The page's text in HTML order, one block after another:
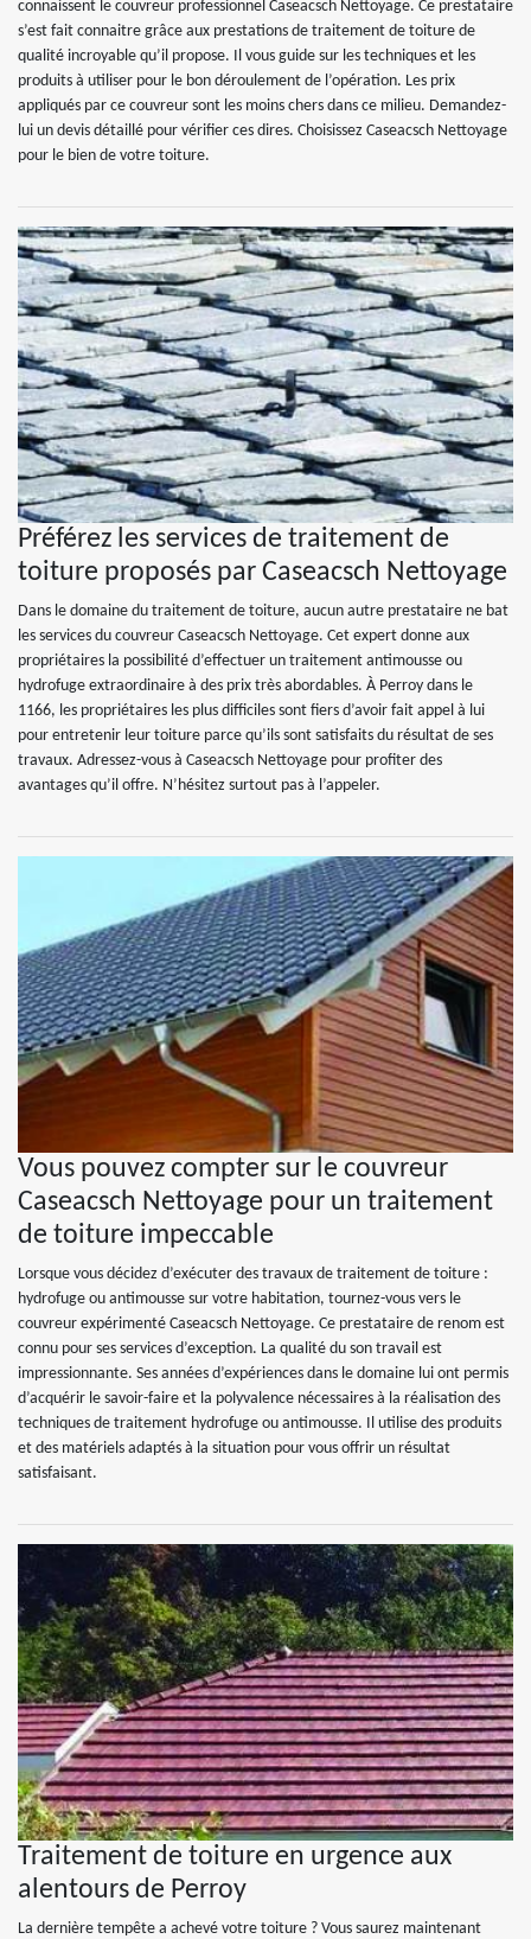
connaissent le couvreur professionnel Caseacsch Nettoyage. Ce prestataire
s’est fait connaitre grâce aux prestations de traitement de toiture de
qualité incroyable qu’il propose. Il vous guide sur les techniques et les
produits à utiliser pour le bon déroulement de l’opération. Les prix
appliqués par ce couvreur sont les moins chers dans ce milieu. Demandez-
lui un devis détaillé pour vérifier ces dires. Choisissez Caseacsch Nettoyage
pour le bien de votre toiture.
Préférez les services de traitement de
toiture proposés par Caseacsch Nettoyage
Dans le domaine du traitement de toiture, aucun autre prestataire ne bat
les services du couvreur Caseacsch Nettoyage. Cet expert donne aux
propriétaires la possibilité d’effectuer un traitement antimousse ou
hydrofuge extraordinaire à des prix très abordables. À Perroy dans le
1166, les propriétaires les plus difficiles sont fiers d’avoir fait appel à lui
pour entretenir leur toiture parce qu’ils sont satisfaits du résultat de ses
travaux. Adressez-vous à Caseacsch Nettoyage pour profiter des
avantages qu’il offre. N’hésitez surtout pas à l’appeler.
Vous pouvez compter sur le couvreur
Caseacsch Nettoyage pour un traitement
de toiture impeccable
Lorsque vous décidez d’exécuter des travaux de traitement de toiture :
hydrofuge ou antimousse sur votre habitation, tournez-vous vers le
couvreur expérimenté Caseacsch Nettoyage. Ce prestataire de renom est
connu pour ses services d’exception. La qualité du son travail est
impressionnante. Ses années d’expériences dans le domaine lui ont permis
d’acquérir le savoir-faire et la polyvalence nécessaires à la réalisation des
techniques de traitement hydrofuge ou antimousse. Il utilise des produits
et des matériels adaptés à la situation pour vous offrir un résultat
satisfaisant.
Traitement de toiture en urgence aux
alentours de Perroy
La dernière tempête a achevé votre toiture ? Vous saurez maintenant